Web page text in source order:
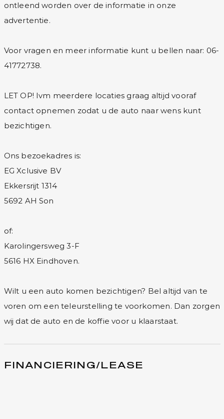
ontleend worden over de informatie in onze
advertentie.
Voor vragen en meer informatie kunt u bellen naar: 06-
41772738.
LET OP! Ivm meerdere locaties graag altijd vooraf
contact opnemen zodat u de auto naar wens kunt
bezichtigen.
Ons bezoekadres is:
EG Xclusive BV
Ekkersrijt 1314
5692 AH Son
of:
Karolingersweg 3-F
5616 HX Eindhoven.
Wilt u een auto komen bezichtigen? Bel altijd van te
voren om een teleurstelling te voorkomen. Dan zorgen
wij dat de auto en de koffie voor u klaarstaat.
FINANCIERING/LEASE